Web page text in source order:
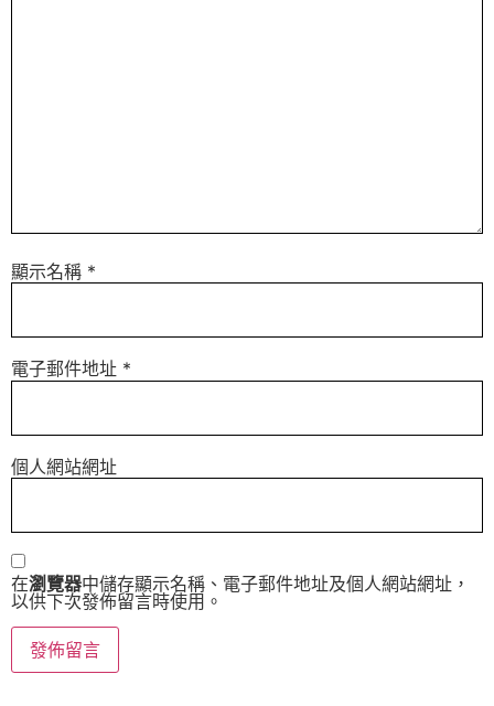
顯示名稱 *
電子郵件地址 *
個人網站網址
在瀏覽器中儲存顯示名稱、電子郵件地址及個人網站網址，
以供下次發佈留言時使用。